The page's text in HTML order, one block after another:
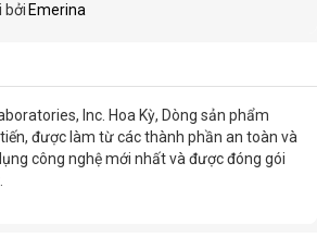
bởi Emerina
Inc. Hoa Kỳ, Dòng sản phẩm
được làm từ các thành phần an toàn và
công nghệ mới nhất và được đóng gói